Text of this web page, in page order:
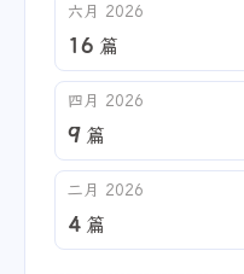
六月 2026
16 篇
四月 2026
9 篇
二月 2026
4 篇